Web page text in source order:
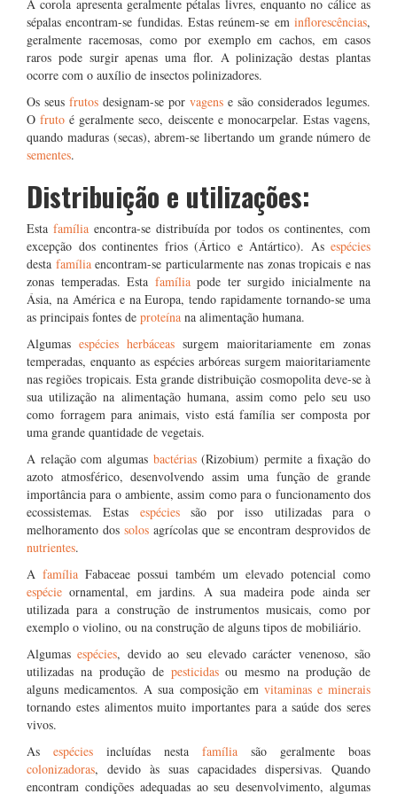
A corola apresenta geralmente pétalas livres, enquanto no cálice as
sépalas encontram-se fundidas. Estas reúnem-se em inflorescências,
geralmente racemosas, como por exemplo em cachos, em casos
raros pode surgir apenas uma flor. A polinização destas plantas
ocorre com o auxílio de insectos polinizadores.
Os seus frutos designam-se por vagens e são considerados legumes.
Ofrutoé geralmente seco, deiscente e monocarpelar. Estas vagens,
quando maduras (secas), abrem-se libertando um grande número de
sementes.
Distribuição e utilizações:
Esta família encontra-se distribuída por todos os continentes, com
excepção dos continentes frios (Ártico e Antártico). As espécies
desta família encontram-se particularmente nas zonas tropicais e nas
zonas temperadas. Esta família pode ter surgido inicialmente na
Ásia, na América e na Europa, tendo rapidamente tornando-se uma
as principais fontes de proteína na alimentação humana.
Algumas espécies herbáceas surgem maioritariamente em zonas
temperadas, enquanto as espécies arbóreas surgem maioritariamente
nas regiões tropicais. Esta grande distribuição cosmopolita deve-se à
sua utilização na alimentação humana, assim como pelo seu uso
como forragem para animais, visto está família ser composta por
uma grande quantidade de vegetais.
A relação com algumas bactérias(Rizobium) permite a fixação do
azoto atmosférico, desenvolvendo assim uma função de grande
importância para o ambiente, assim como para o funcionamento dos
ecossistemas. Estas espécies são por isso utilizadas para o
melhoramento dos solos agrícolas que se encontram desprovidos de
nutrientes.
A família Fabaceae possui também um elevado potencial como
espécieornamental, em jardins. A sua madeira pode ainda ser
utilizada para a construção de instrumentos musicais, como por
exemplo o violino, ou na construção de alguns tipos de mobiliário.
Algumasespécies, devido ao seu elevado carácter venenoso, são
utilizadas na produção de pesticidasou mesmo na produção de
alguns medicamentos. A sua composição emvitaminas e minerais
tornando estes alimentos muito importantes para a saúde dos seres
vivos.
As espécies incluídas nesta família são geralmente boas
colonizadoras, devido às suas capacidades dispersivas. Quando
encontram condições adequadas ao seu desenvolvimento, algumas